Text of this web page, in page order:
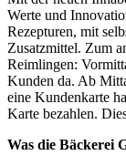
Werte und
Rezepturen, mit
Zusatzmittel. Zum
Reimlingen:
Kunden da. Ab
eine Kundenkarte
Karte bezahlen.
Was die Bäckerei